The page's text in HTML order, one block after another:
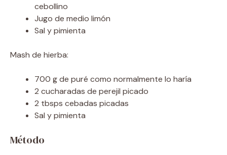
cebollino
Jugo de medio limón
Sal y pimienta
Mash de hierba:
700 g de puré como normalmente lo haría
2 cucharadas de perejil picado
2 tbsps cebadas picadas
Sal y pimienta
Método